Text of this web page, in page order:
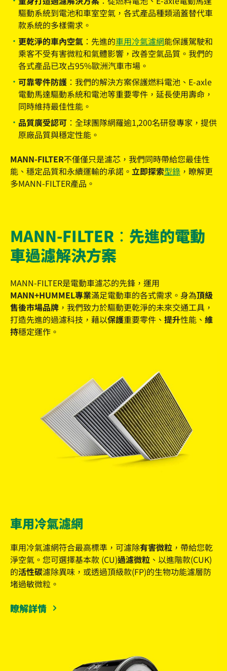
驅動系統到電池和車室空氣，各式產品種類涵蓋替代車
款系統的多樣需求。
更乾淨的車內空氣： 先進的車用冷氣濾網能保護駕駛和
乘客不受有害微粒和氣體影響，改善空氣品質。我們的
各式產品已攻占95%歐洲汽車市場。
可靠零件防護： 我們的解決方案保護燃料電池、E-axle
電動馬達驅動系統和電池等重要零件，延長使用壽命，
同時維持最佳性能。
品質廣受認可： 全球團隊網羅逾1,200名研發專家，提供
原廠品質與穩定性能。
MANN-FILTER不僅僅只是濾芯，我們同時帶給您最佳性
能、穩定品質和永續運輸的承諾。 立即探索型錄 ，瞭解更
多MANN-FILTER產品。
MANN-FILTER：先進的電動
車過濾解決方案
MANN-FILTER是電動車濾芯的先鋒，運用
MANN+HUMMEL專業滿足電動車的各式需求。身為頂級
售後市場品牌 ，我們致力於驅動更乾淨的未來交通工具，
打造先進的過濾科技，藉以保護重要零件、 提升性能、 維
持穩定運作。
車用冷氣濾網
車用冷氣濾網符合最高標準，可濾除有害微粒 ，帶給您乾
淨空氣。您可選擇基本款 (CU)過濾微粒 、以進階款(CUK)
的活性碳濾除異味，或透過頂級款(FP)的生物功能濾層防
堵過敏微粒。
瞭解詳情